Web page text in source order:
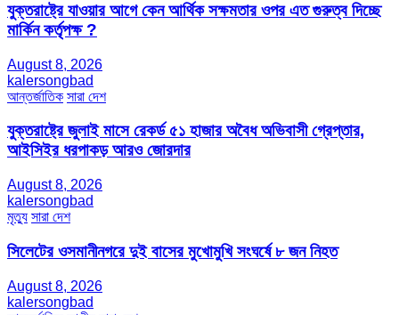
যুক্তরাষ্ট্রে যাওয়ার আগে কেন আর্থিক সক্ষমতার ওপর এত গুরুত্ব দিচ্ছে
মার্কিন কর্তৃপক্ষ ?
August 8, 2026
kalersongbad
আন্তর্জাতিক সারা দেশ
যুক্তরাষ্ট্রে জুলাই মাসে রেকর্ড ৫১ হাজার অবৈধ অভিবাসী গ্রেপ্তার,
আইসিইর ধরপাকড় আরও জোরদার
August 8, 2026
kalersongbad
মৃত্যু সারা দেশ
সিলেটের ওসমানীনগরে দুই বাসের মুখোমুখি সংঘর্ষে ৮ জন নিহত
August 8, 2026
kalersongbad